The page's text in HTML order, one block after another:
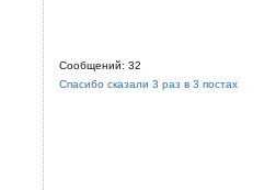
Сообщений: 32
Спасибо сказали 3 раз в 3 постах